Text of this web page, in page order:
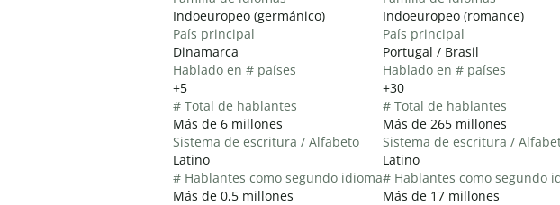
Indoeuropeo (germánico)
País principal
Dinamarca
Hablado en # países
+5
# Total de hablantes
Más de 6 millones
Sistema de escritura / Alfabeto
Latino
# Hablantes como segundo idioma
Más de 0,5 millones
Indoeuropeo (romance)
País principal
Portugal / Brasil
Hablado en # países
+30
# Total de hablantes
Más de 265 millones
Sistema de escritura /
Latino
# Hablantes como segundo
Más de 17 millones